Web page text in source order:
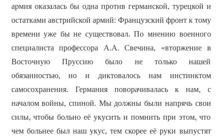
армия оказалась бы одна против германской, турецкой и
остатками австрийской армий: Французский фронт к тому
времени уже бы не существовал. По мнению военного
специалиста профессора А.А. Свечина, «вторжение в
Восточную Пруссию было не только нашей
обязанностью, но и диктовалось нам инстинктом
самосохранения. Германия поворачивалась к нам, с
началом войны, спиной. Мы должны были напрячь свои
силы, чтобы больно её укусить и помнить при этом, что
чем больнее был наш укус, тем скорее её руки выпустят